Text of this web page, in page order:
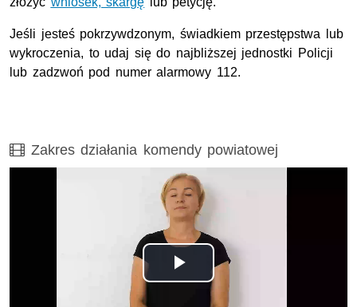
Jeśli jesteś pokrzywdzonym, świadkiem przestępstwa lub
wykroczenia, to udaj się do najbliższej jednostki Policji
lub zadzwoń pod numer alarmowy 112.
Film
Zakres działania komendy powiatowej
Opis filmu: Zakres działania Komendy Powiatowej PJM
Odtwórz